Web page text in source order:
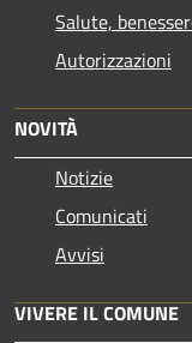
Salute,
Autorizzazioni
NOVITÀ
Notizie
Comunicati
Avvisi
VIVERE IL COMUNE